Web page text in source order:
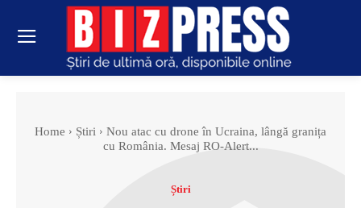
Home Știri
Nou atac cu drone în Ucraina, lângă granița
cu România. Mesaj RO-Alert...
Știri